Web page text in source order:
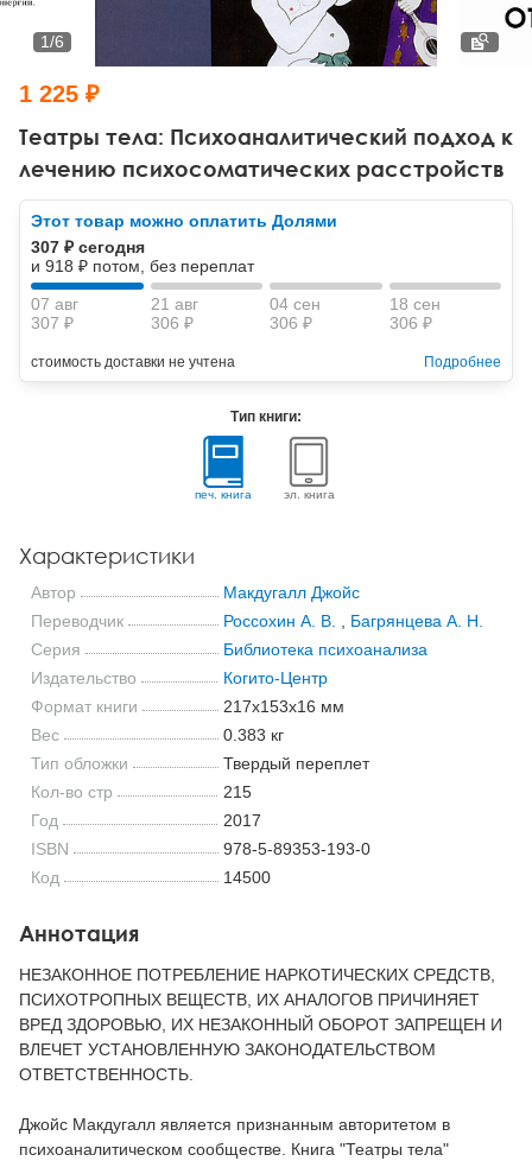
Тревожные расстройства, панические атаки
Другие направления психотерапии
Классический, эриксоновский гипноз и НЛП
НЛП
Психология труда и эргономика
Социальная психология
Социальная и организационная психология
Классический и юнгианский психоанализ
Театры тела: Психоаналитический подход к
лечению психосоматических расстройств
1/6
1 225 ₽
Этот товар можно оплатить Долями
307 ₽ сегодня
и 918 ₽ потом, без переплат
07 авг
307 ₽
21 авг
306 ₽
04 сен
306 ₽
18 сен
306 ₽
стоимость доставки не учтена Подробнее
Тип книги:
печ. книга эл. книга
Характеристики
Автор
Макдугалл Джойс
Переводчик
Россохин А. В.
Багрянцева А. Н.
Серия
Библиотека психоанализа
Издательство
Когито-Центр
Формат книги
217x153x16 мм
Вес
0.383 кг
Тип обложки
Твердый переплет
Кол-во стр
215
Год
2017
ISBN
978-5-89353-193-0
Код
14500
Аннотация
НЕЗАКОННОЕ ПОТРЕБЛЕНИЕ НАРКОТИЧЕСКИХ СРЕДСТВ,
ПСИХОТРОПНЫХ ВЕЩЕСТВ, ИХ АНАЛОГОВ ПРИЧИНЯЕТ
ВРЕД ЗДОРОВЬЮ, ИХ НЕЗАКОННЫЙ ОБОРОТ ЗАПРЕЩЕН И
ВЛЕЧЕТ УСТАНОВЛЕННУЮ ЗАКОНОДАТЕЛЬСТВОМ
ОТВЕТСТВЕННОСТЬ.
Джойс Макдугалл является признанным авторитетом в
психоаналитическом сообществе. Книга "Театры тела"